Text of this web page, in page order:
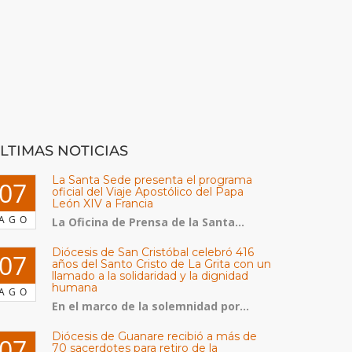
NOTICIAS
La Santa Sede presenta el programa
oficial del Viaje Apostólico del Papa
León XIV a Francia
La Oficina de Prensa de la Santa...
Diócesis de San Cristóbal celebró 416
años del Santo Cristo de La Grita con un
llamado a la solidaridad y la dignidad
humana
En el marco de la solemnidad por...
Diócesis de Guanare recibió a más de
70 sacerdotes para retiro de la